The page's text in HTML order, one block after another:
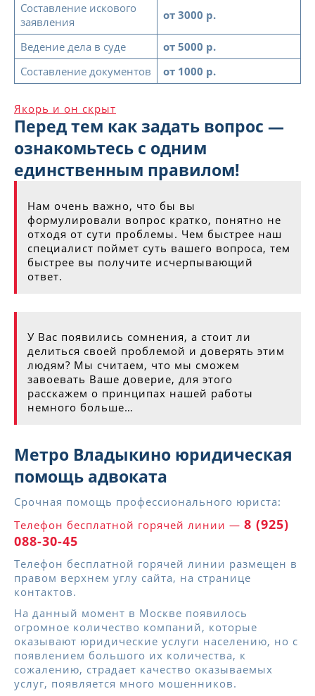
Составление искового
заявления
от 3000 р.
Ведение дела в суде
от 5000 р.
Составление документов
от 1000 р.
Якорь и он скрыт
Перед тем как задать вопрос —
ознакомьтесь с одним
единственным правилом!
Нам очень важно, что бы вы
формулировали вопрос кратко, понятно не
отходя от сути проблемы. Чем быстрее наш
специалист поймет суть вашего вопроса, тем
быстрее вы получите исчерпывающий
ответ.
У Вас появились сомнения, а стоит ли
делиться своей проблемой и доверять этим
людям? Мы считаем, что мы сможем
завоевать Ваше доверие, для этого
расскажем о принципах нашей работы
немного больше…
Метро Владыкино юридическая
помощь адвоката
Срочная помощь профессионального юриста:
Телефон бесплатной горячей линии — 8 (925)
088-30-45
Телефон бесплатной горячей линии размещен в
правом верхнем углу сайта, на странице
контактов.
На данный момент в Москве появилось
огромное количество компаний, которые
оказывают юридические услуги населению, но с
появлением большого их количества, к
сожалению, страдает качество оказываемых
услуг, появляется много мошенников.